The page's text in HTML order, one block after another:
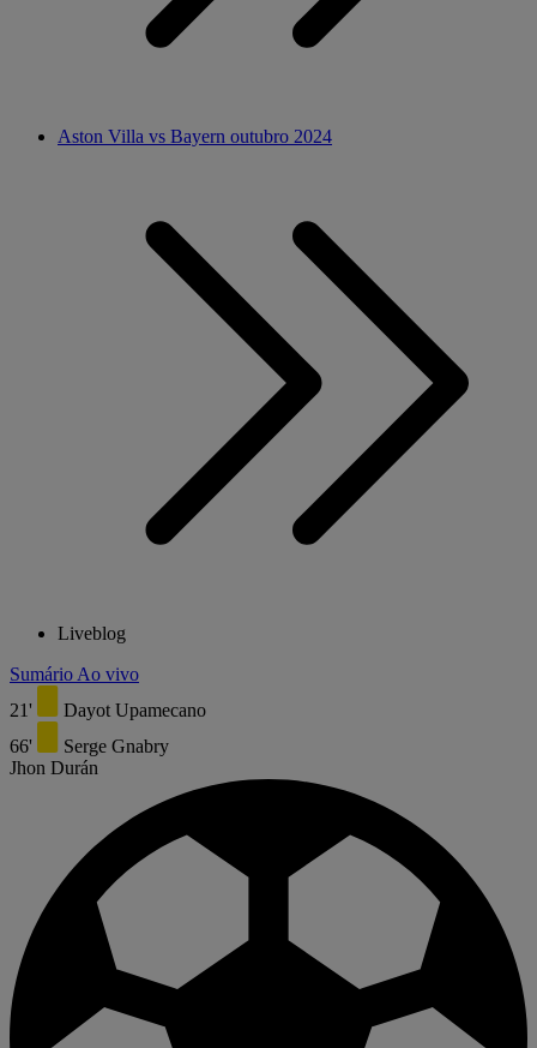
Aston Villa vs Bayern outubro 2024
Liveblog
Sumário Ao vivo
21'
Dayot Upamecano
66'
Serge Gnabry
Jhon Durán